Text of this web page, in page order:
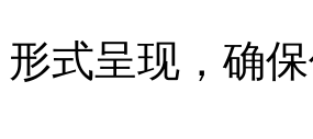
形式呈现，确